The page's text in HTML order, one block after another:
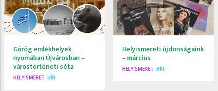
Görög emlékhelyek
nyomában Újvárosban –
várostörténeti séta
HELYISMERET HÍR
Helyismereti újdonságaink
– március
HELYISMERET HÍR